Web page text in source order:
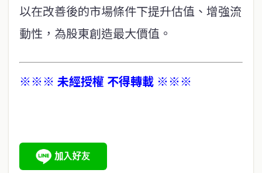
以在改善後的市場條件下提升估值、增強流
動性，為股東創造最大價值。
※※※ 未經授權 不得轉載 ※※※